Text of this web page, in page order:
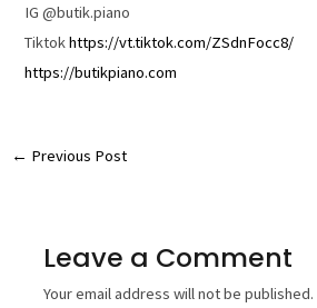
IG @butik.piano
Tiktokhttps://vt.tiktok.com/ZSdnFocc8/
https://butikpiano.com
← Previous Post
Leave a Comment
Your email address will not be published.